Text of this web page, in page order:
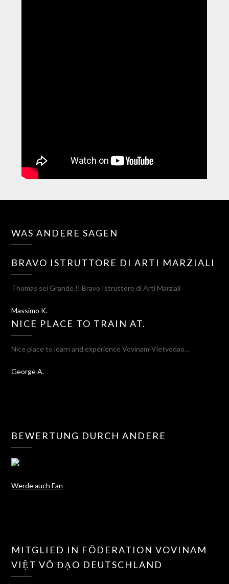
WAS ANDERE SAGEN
BRAVO ISTRUTTORE DI ARTI MARZIALI
Thomas sei Grande !! Bravo Istruttore di Arti Marziali
Massimo K.
NICE PLACE TO TRAIN AT.
Nice place to learn and experience Vovinam-Vietvodao…
George A.
BEWERTUNG DURCH ANDERE
Werde auch Fan
MITGLIED IN FÖDERATION VOVINAM
VIỆT VÕ ĐẠO DEUTSCHLAND